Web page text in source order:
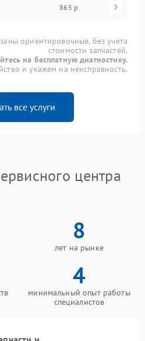
865 р
ориентировочные, без учета
стоимости запчастей.
на бесплатную диагностику.
и укажем на неисправность.
все услуги
центра
8
лет на рынке
4
минимальный опыт работы
специалистов